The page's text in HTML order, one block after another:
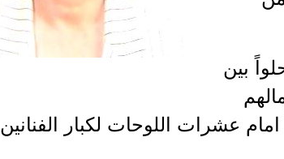
بين
عشرات اللوحات لكبار الفنانين